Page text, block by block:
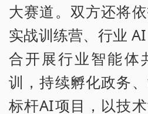
大赛道。双方还将
实战训练营、行业
合开展行业智能体
训，持续孵化政务
标杆AI项目，以技